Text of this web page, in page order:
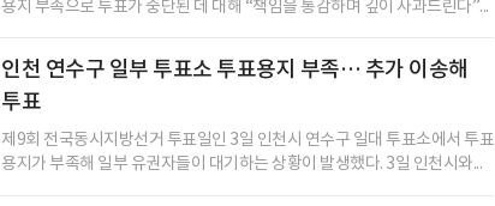
용지 부족으로 투표가 중단된 데 대해 “책임을 통감하며 깊이 사과드린다”...
인천 연수구 일부 투표소 투표용지 부족… 추가 이송해
투표
제9회 전국동시지방선거 투표일인 3일 인천시 연수구 일대 투표소에서 투표
용지가 부족해 일부 유권자들이 대기하는 상황이 발생했다. 3일 인천시와...